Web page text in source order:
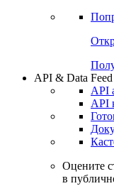
API & Data Feed
API
API
Оцените
в